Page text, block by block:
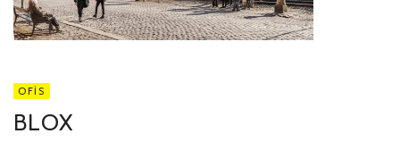
OFIS
BLOX